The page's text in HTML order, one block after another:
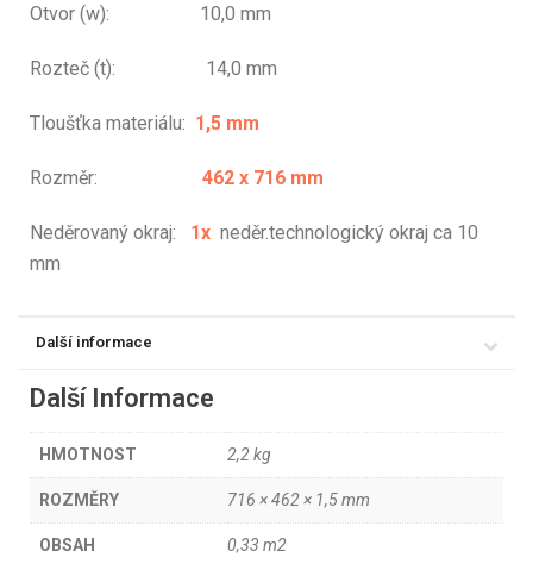
Otvor (w): 10,0 mm
Rozteč (t): 14,0 mm
Tloušťka materiálu: 1,5 mm
Rozměr: 462 x 716 mm
Neděrovaný okraj: 1x neděr.technologický okraj ca 10
mm
Další informace
Další Informace
HMOTNOST 2,2 kg
ROZMĚRY 716 × 462 × 1,5 mm
OBSAH 0,33 m2